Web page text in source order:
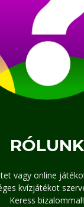
RÓLUNK
vagy online
kvízjátékot
Keress bizalommal!